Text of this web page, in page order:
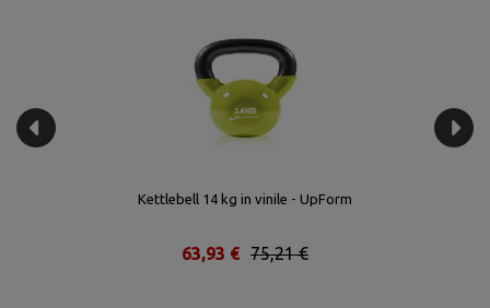
Kettlebell 14 kg in vinile - UpForm
75,21 €
63,93 €